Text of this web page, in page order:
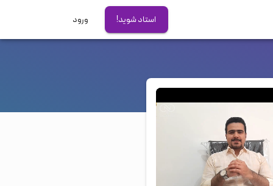
آزمون های بین المللی
تافل
GRE
PTE
استاد شوید! ورود